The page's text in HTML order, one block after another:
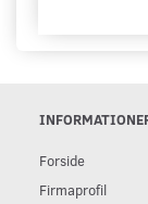
Forside
Firmaprofil